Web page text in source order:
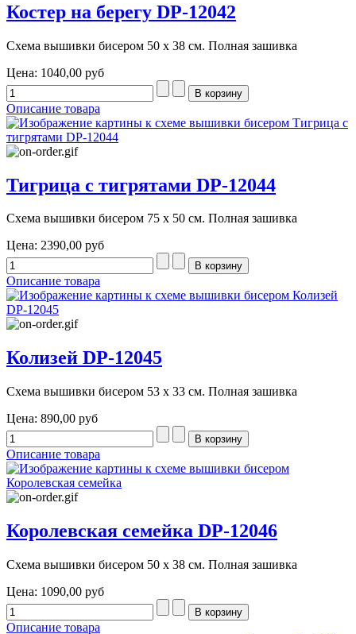
Костер на берегу DP-12042
Схема вышивки бисером 50 х 38 см. Полная зашивка
Цена: 1040,00 руб
Описание товара
Тигрица с тигрятами DP-12044
Схема вышивки бисером 75 х 50 см. Полная зашивка
Цена: 2390,00 руб
Описание товара
Колизей DP-12045
Схема вышивки бисером 53 х 33 см. Полная зашивка
Цена: 890,00 руб
Описание товара
Королевская семейка DP-12046
Схема вышивки бисером 50 х 38 см. Полная зашивка
Цена: 1090,00 руб
Описание товара